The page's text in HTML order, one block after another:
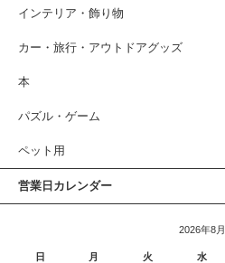
インテリア・飾り物
カー・旅行・アウトドアグッズ
本
パズル・ゲーム
ペット用
営業日カレンダー
2026年8月
日 月 火 水